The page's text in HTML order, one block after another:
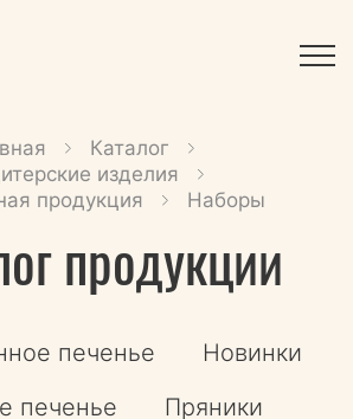
Каталог
изделия
продукция
Наборы
продукции
печенье
Новинки
печенье
Пряники